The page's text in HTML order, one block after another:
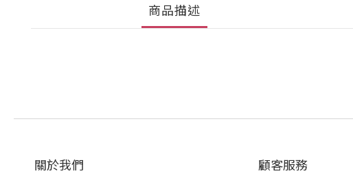
商品描述
關於我們 顧客服務